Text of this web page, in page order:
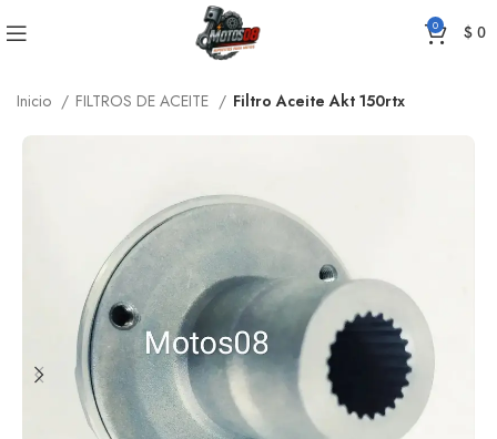
0 $0
Inicio FILTROS DE ACEITE Filtro Aceite Akt 150rtx